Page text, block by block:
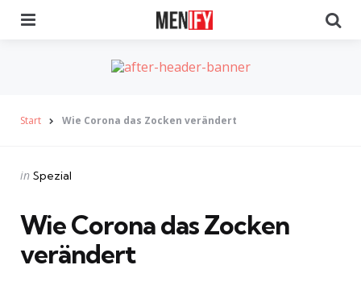
Start Wie Corona das Zocken verändert
Categories
Posted
in Spezial
Wie Corona das Zocken
verändert